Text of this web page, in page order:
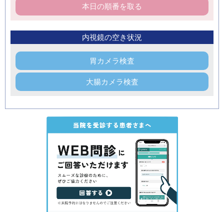
本日の順番を取る
内視鏡の空き状況
胃カメラ検査
大腸カメラ検査